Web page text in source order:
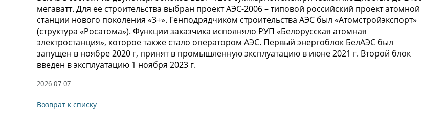
мегаватт. Для ее строительства выбран проект АЭС-2006 – типовой российский проект атомной
станции нового поколения «3+». Генподрядчиком строительства АЭС был «Атомстройэкспорт»
(структура «Росатома»). Функции заказчика исполняло РУП «Белорусская атомная
электростанция», которое также стало оператором АЭС. Первый энергоблок БелАЭС был
запущен в ноябре 2020 г, принят в промышленную эксплуатацию в июне 2021 г. Второй блок
введен в эксплуатацию 1 ноября 2023 г.
2026-07-07
Возврат к списку